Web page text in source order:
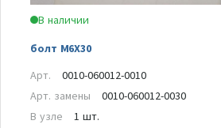
В наличии
болт M6X30
Арт.
0010-060012-0010
Арт. замены
0010-060012-0030
В узле
1 шт.